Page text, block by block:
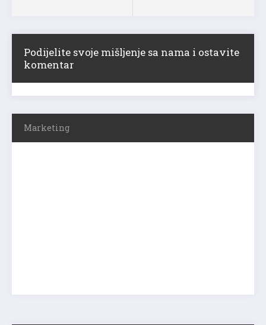
Podijelite svoje mišljenje sa nama i ostavite
komentar
Marketing